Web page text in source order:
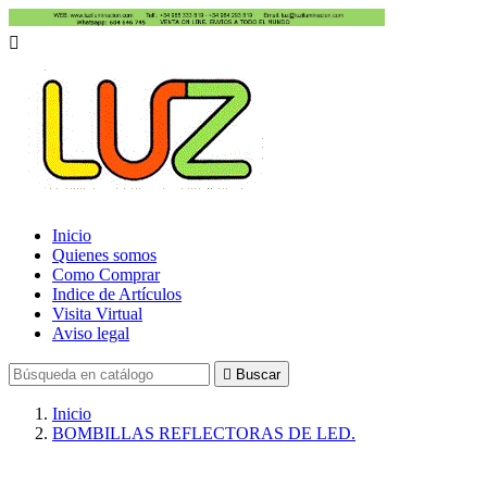

Inicio
Quienes somos
Como Comprar
Indice de Artículos
Visita Virtual
Aviso legal
 Buscar
Inicio
BOMBILLAS REFLECTORAS DE LED.